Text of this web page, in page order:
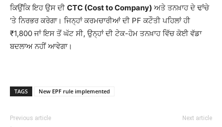
ਕਿਉਂਕਿ ਇਹ ਉਸ ਦੀ CTC (Cost to Company) ਅਤੇ ਤਨਖ਼ਾਹ ਦੇ ਢਾਂਚੇ
‘ਤੇ ਨਿਰਭਰ ਕਰੇਗਾ। ਜਿਨ੍ਹਾਂ ਕਰਮਚਾਰੀਆਂ ਦੀ PF ਕਟੌਤੀ ਪਹਿਲਾਂ ਹੀ
₹1,800 ਜਾਂ ਇਸ ਤੋਂ ਘੱਟ ਸੀ, ਉਨ੍ਹਾਂ ਦੀ ਟੇਕ-ਹੋਮ ਤਨਖ਼ਾਹ ਵਿੱਚ ਕੋਈ ਵੱਡਾ
ਬਦਲਾਅ ਨਹੀਂ ਆਵੇਗਾ।
TAGS New EPF rule implemented
Previous article Next article